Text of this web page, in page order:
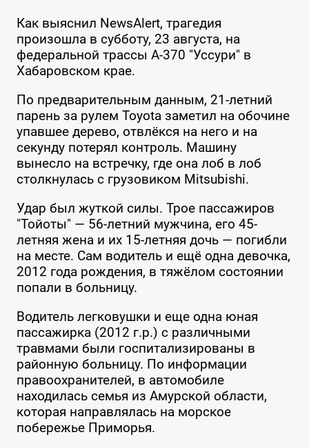
Как выяснил NewsAlert, трагедия
произошла в субботу, 23 августа, на
федеральной трассы А-370 "Уссури" в
Хабаровском крае.
По предварительным данным, 21-летний
парень за рулем Toyota заметил на обочине
упавшее дерево, отвлёкся на него и на
секунду потерял контроль. Машину
вынесло на встречку, где она лоб в лоб
столкнулась с грузовиком Mitsubishi.
Удар был жуткой силы. Трое пассажиров
"Тойоты" — 56-летний мужчина, его 45-
летняя жена и их 15-летняя дочь — погибли
на месте. Сам водитель и ещё одна девочка,
2012 года рождения, в тяжёлом состоянии
попали в больницу.
Водитель легковушки и еще одна юная
пассажирка (2012 г.р.) с различными
травмами были госпитализированы в
районную больницу. По информации
правоохранителей, в автомобиле
находилась семья из Амурской области,
которая направлялась на морское
побережье Приморья.